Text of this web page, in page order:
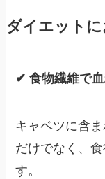
ダイエット
✔食物繊維で
キャベツに含
だけでなく、
す。